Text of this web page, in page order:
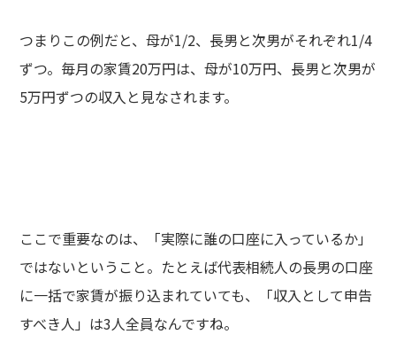
つまりこの例だと、母が1/2、長男と次男がそれぞれ1/4
ずつ。毎月の家賃20万円は、母が10万円、長男と次男が
5万円ずつの収入と見なされます。
ここで重要なのは、「実際に誰の口座に入っているか」
ではないということ。たとえば代表相続人の長男の口座
に一括で家賃が振り込まれていても、「収入として申告
すべき人」は3人全員なんですね。